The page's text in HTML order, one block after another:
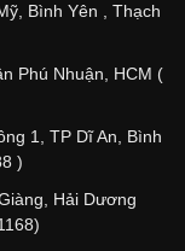
Bình Yên , Thạch
Phú Nhuận, HCM (
1, TP Dĩ An, Bình
)
Hải Dương